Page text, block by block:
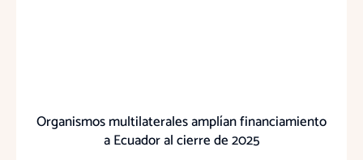
Organismos multilaterales amplían financiamiento
a Ecuador al cierre de 2025